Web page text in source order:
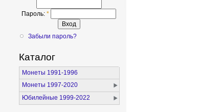
Пароль: *
Забыли пароль?
Каталог
Монеты 1991-1996
Монеты 1997-2020
Юбилейные 1999-2022